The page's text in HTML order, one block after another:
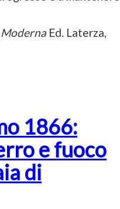
Ed. Laterza,
1866:
e fuoco
di